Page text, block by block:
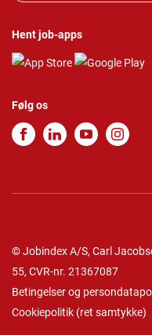
Hent job-apps
Følg os
© Jobindex A/S, Carl
55, CVR-nr. 21367087
Betingelser og
Cookiepolitik (ret samtykke)